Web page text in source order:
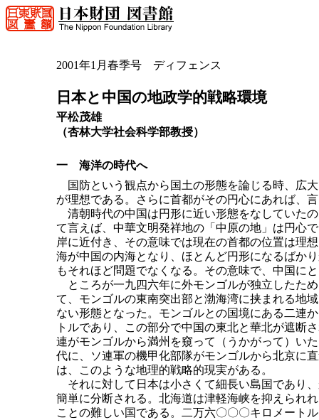
2001年1月春季号 ディフェンス
日本と中国の地政学的戦略環境
平松茂雄
（杏林大学社会科学部教授）
一 海洋の時代へ
国防という観点から国土の形態を論じる時、広
が理想である。さらに首都がその円心にあれば、
清朝時代の中国は円形に近い形態をなしていた
て言えば、中華文明発祥地の「中原の地」は円心
岸に近付き、その意味では現在の首都の位置は理
海が中国の内海となり、ほとんど円形になるばか
もそれほど問題でなくなる。その意味で、中国に
ところが一九四六年に外モンゴルが独立したた
て、モンゴルの東南突出部と渤海湾に挟まれる地
ない形態となった。モンゴルとの国境にある二連
トルであり、この部分で中国の東北と華北が遮断
連がモンゴルから満州を窺って（うかがって）い
代に、ソ連軍の機甲化部隊がモンゴルから北京に
は、このような地理的戦略的現実がある。
それに対して日本は小さくて細長い島国であり
簡単に分断される。北海道は津軽海峡を抑えられ
ことの難しい国である。二万六〇〇〇キロメート